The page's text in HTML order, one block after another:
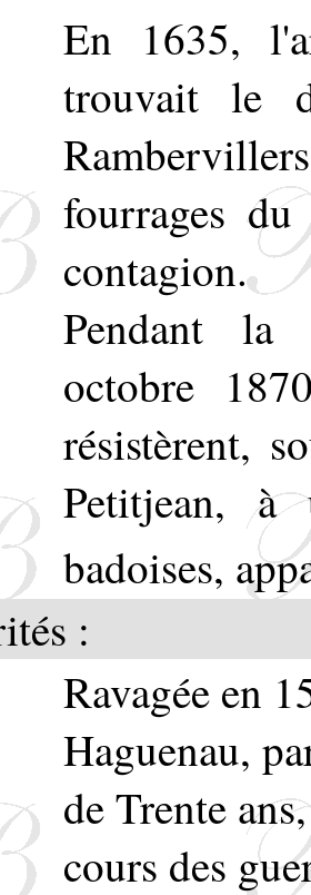
En 1635,
trouvait le
fourrages
contagion.
Pendant la
octobre
résistèrent,
Petitjean, à
badoises,
:
Ravagée en
Haguenau,
de Trente
cours des